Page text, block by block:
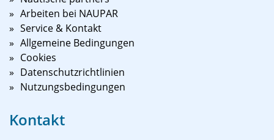
Arbeiten bei NAUPAR
Service & Kontakt
Allgemeine Bedingungen
Cookies
Datenschutzrichtlinien
Nutzungsbedingungen
Kontakt